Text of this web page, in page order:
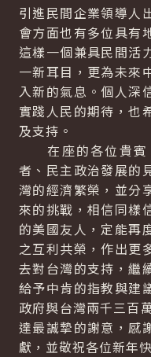
引進民間企業領導人
會方面也有多位具有
這樣一個兼具民間活
一新耳目，更為未來
入新的氣息。個人深
實踐人民的期待，也
及支持。
在座的各位貴賓
者、民主政治發展的
灣的經濟繁榮，並分
來的挑戰，相信同樣
的美國友人，定能再
之互利共榮，作出更
去對台灣的支持，繼
給予中肯的指教與建
政府與台灣兩千三百
達最誠摯的謝意，感
獻，並敬祝各位新年